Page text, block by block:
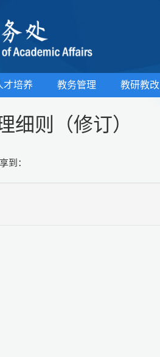
才培养 教务管理 教研教改
细则（修订）
到：